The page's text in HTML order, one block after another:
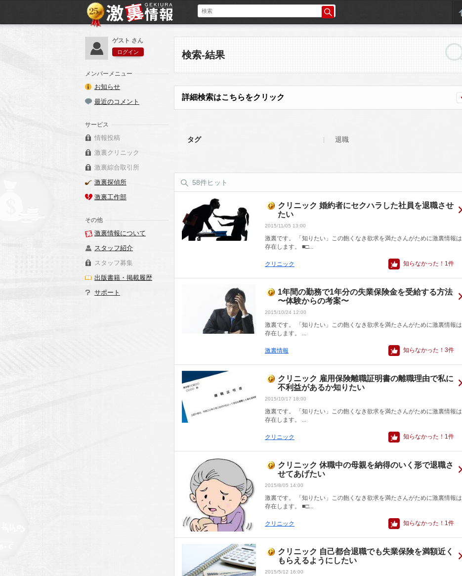
検索-結果
詳細検索はこちらをクリック
タグ 退職
58件ヒット
クリニック 婚約者にセクハラした社員を退職させ
たい
2015/11/05 13:00
激裏です。 「知りたい」この飽くなき欲求を満たさんがために激裏情報は
存在します。 ■□...
クリニック 知らなかった！ 1件
1年間の勤務で1年分の失業保険金を受給する方法
〜体験からの考案〜
2015/10/24 12:00
激裏です。 「知りたい」この飽くなき欲求を満たさんがために激裏情報は
存在します。 ...
激裏情報 知らなかった！ 3件
クリニック 雇用保険離職証明書の離職理由で私に
不利益があるか知りたい
2015/10/17 18:00
激裏です。 「知りたい」この飽くなき欲求を満たさんがために激裏情報は
存在します。 ...
クリニック 知らなかった！ 1件
クリニック 休職中の母親を納得のいく形で退職さ
せてあげたい
2015/8/05 14:00
激裏です。 「知りたい」この飽くなき欲求を満たさんがために激裏情報は
存在します。 ■□...
クリニック 知らなかった！ 1件
クリニック 自己都合退職でも失業保険を満額近く
もらえるようにしたい
2015/5/12 16:00
ゲスト さん
ログイン
メンバーメニュー
お知らせ
最近のコメント
サービス
情報投稿
激裏クリニック
激裏綜合取引所
激裏探偵所
激裏工作部
その他
激裏情報について
スタッフ紹介
スタッフ募集
出版書籍・掲載履歴
サポート